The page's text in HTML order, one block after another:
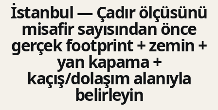
İstanbul — Çadır ölçüsünü
misafir sayısından önce
gerçek footprint + zemin +
yan kapama +
kaçış/dolaşım alanıyla
belirleyin